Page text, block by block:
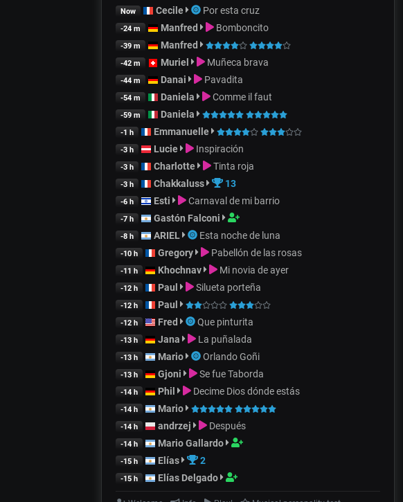
Now Cecile Por esta cruz
-24 m Manfred Bomboncito
-39 m Manfred
-42 m Muriel Muñeca brava
-44 m Danai Pavadita
-54 m Daniela Comme il faut
-59 m Daniela
-1 h Emmanuelle
-3 h Lucie Inspiración
-3 h Charlotte Tinta roja
-3 h Chakkaluss 13
-6 h Esti Carnaval de mi barrio
-7 h Gastón Falconi
-8 h ARIEL Esta noche de luna
-10 h Gregory Pabellón de las rosas
-11 h Khochnav Mi novia de ayer
-12 h Paul Silueta porteña
-12 h Paul
-12 h Fred Que pinturita
-13 h Jana La puñalada
-13 h Mario Orlando Goñi
-13 h Gjoni Se fue Taborda
-14 h Phil Decime Dios dónde estás
-14 h Mario
-14 h andrzej Después
-14 h Mario Gallardo
-15 h Elías 2
-15 h Elías Delgado